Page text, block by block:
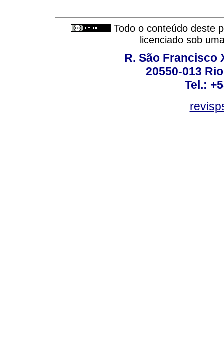
Todo o conteúdo deste
licenciado sob
R. São Francisco
20550-013
Tel.: